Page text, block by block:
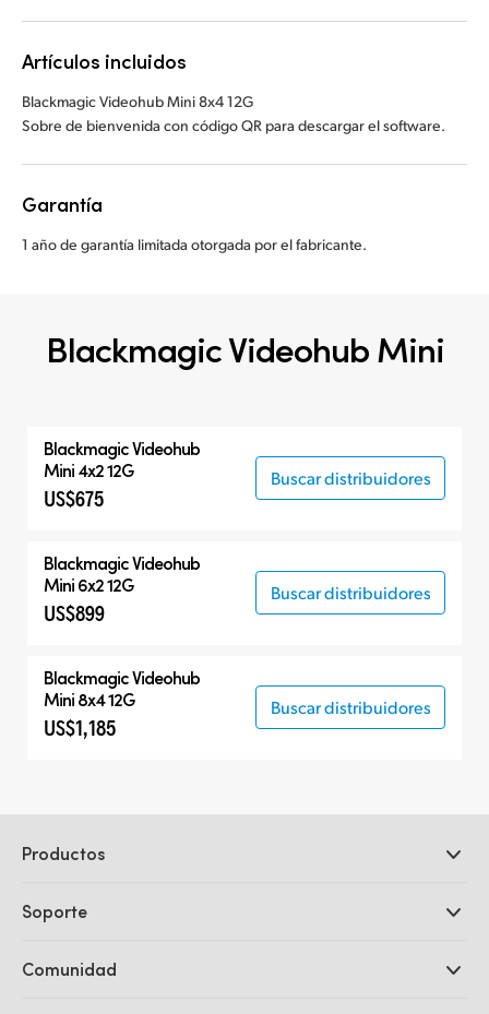
Artículos incluidos
Blackmagic Videohub Mini 8x4 12G
Sobre de bienvenida con código QR para descargar el software.
Garantía
1 año de garantía limitada otorgada por el fabricante.
Blackmagic Videohub Mini
Blackmagic Videohub
Mini 4x2 12G
US$675
Buscar distribuidores
Blackmagic Videohub
Mini 6x2 12G
US$899
Buscar distribuidores
Blackmagic Videohub
Mini 8x4 12G
US$1,185
Buscar distribuidores
Productos
DaVinci Resolve y Fusion
Ultimatte
Soporte
Centro de soporte técnico
Comunidad